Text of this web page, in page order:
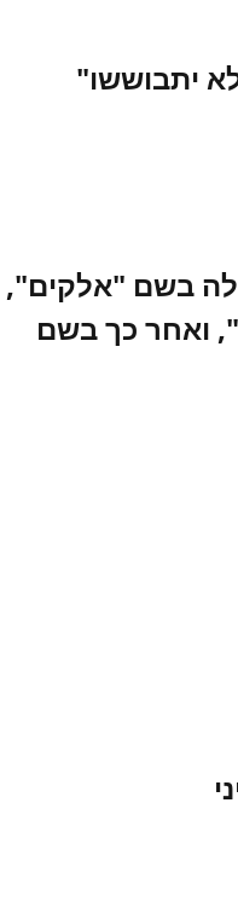
יתבוששו"
בשם "אלקים",
ואחר כך בשם